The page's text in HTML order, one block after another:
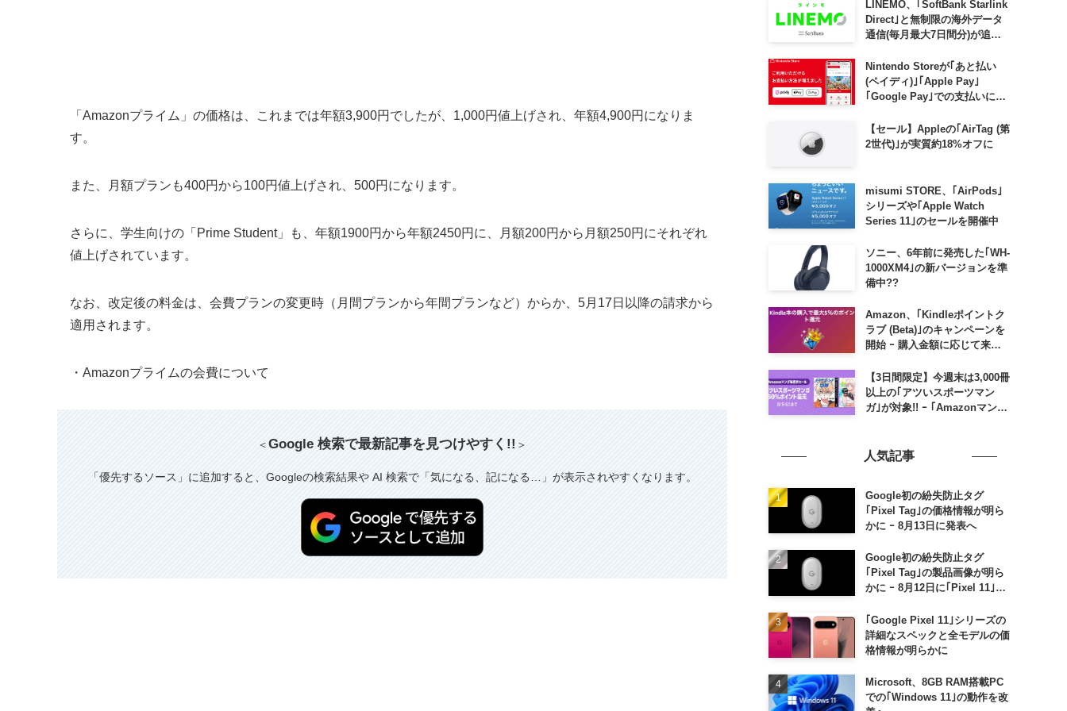
「Amazonプライム」の価格は、これまでは年額3,900円でしたが、1,000円値上げされ、年額4,900円になりま
す。
また、月額プランも400円から100円値上げされ、500円になります。
さらに、学生向けの「Prime Student」も、年額1900円から年額2450円に、月額200円から月額250円にそれぞれ
値上げされています。
なお、改定後の料金は、会費プランの変更時（月間プランから年間プランなど）からか、5月17日以降の請求から
適用されます。
・Amazonプライムの会費について
＜Google 検索で最新記事を見つけやすく!! ＞
「優先するソース」に追加すると、Googleの検索結果や AI 検索で「気になる、記になる…」が表示されやすくなります。
LINEMO、｢SoftBank Starlink
Direct｣と無制限の海外データ
通信(毎月最大7日間分)が追加
Nintendo Storeが｢あと払い
(ペイディ)｣｢Apple Pay｣
｢Google Pay｣での支払いに対
【セール】Appleの｢AirTag (第
2世代)｣が実質約18%オフに
misumi STORE、｢AirPods｣
シリーズや｢Apple Watch
Series 11｣のセールを開催中
ソニー、6年前に発売した｢WH-
1000XM4｣の新バージョンを準
備中??
Amazon、｢Kindleポイントク
ラブ (Beta)｣のキャンペーンを
開始 ｰ 購入金額に応じて来月
【3日間限定】今週末は3,000冊
以上の｢アツいスポーツマン
ガ｣が対象!! ｰ ｢Amazonマンガ
人気記事
Google初の紛失防止タグ
｢Pixel Tag｣の価格情報が明ら
かに ｰ 8月13日に発表へ
Google初の紛失防止タグ
｢Pixel Tag｣の製品画像が明ら
かに ｰ 8月12日に｢Pixel 11｣な
｢Google Pixel 11｣シリーズの
詳細なスペックと全モデルの価
格情報が明らかに
Microsoft、8GB RAM搭載PC
での｢Windows 11｣の動作を改